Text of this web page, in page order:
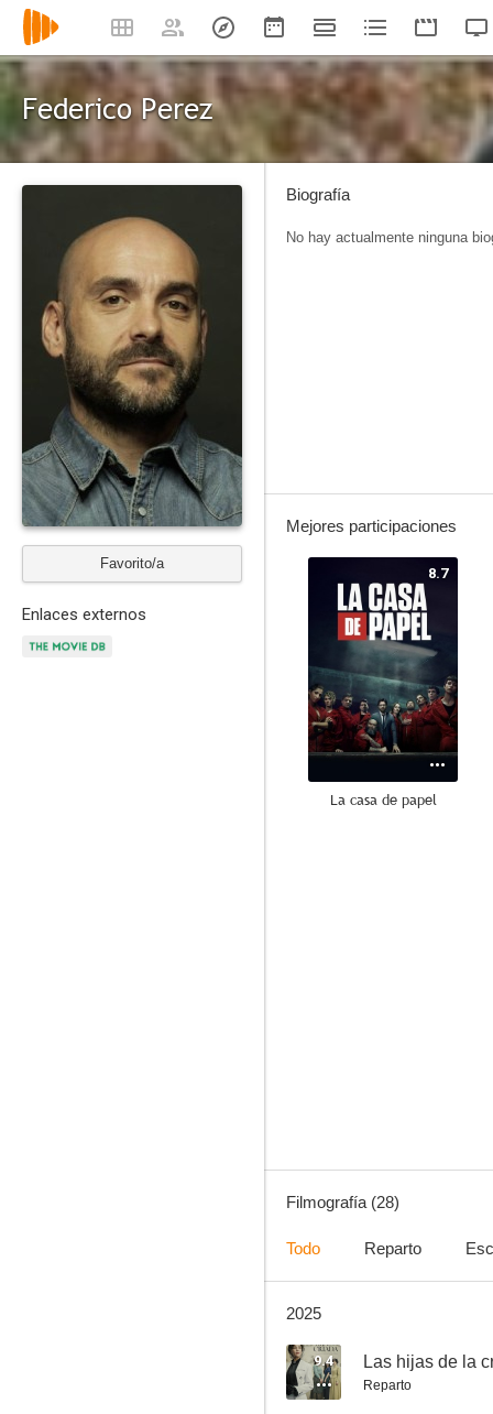
Federico Perez
Favorito/a
Enlaces externos
Biografía
No hay actualmente ninguna
Mejores participaciones
8.7
La casa de papel
El desorden que dejas
9.4
Filmografía (28)
Todo Reparto
2025
9.4 Las hijas de la
Reparto